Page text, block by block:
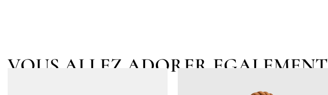
VOUS ALLEZ ADORER EGALEMENT